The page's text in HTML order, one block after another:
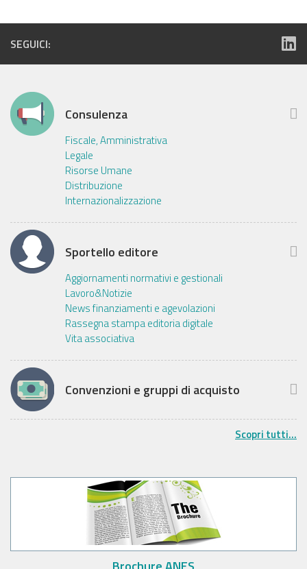
SEGUICI:
Consulenza
Fiscale, Amministrativa
Legale
Risorse Umane
Distribuzione
Internazionalizzazione
Sportello editore
Aggiornamenti normativi e gestionali
Lavoro&Notizie
News finanziamenti e agevolazioni
Rassegna stampa editoria digitale
Vita associativa
Convenzioni e gruppi di acquisto
Scopri tutti...